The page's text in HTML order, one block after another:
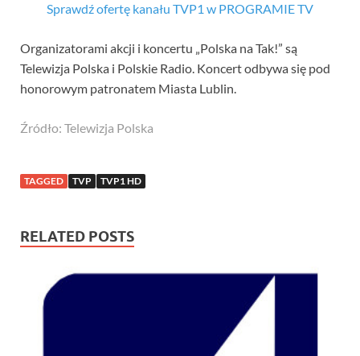
Sprawdź ofertę kanału TVP1 w PROGRAMIE TV
Organizatorami akcji i koncertu „Polska na Tak!” są
Telewizja Polska i Polskie Radio. Koncert odbywa się pod
honorowym patronatem Miasta Lublin.
Źródło: Telewizja Polska
TAGGED TVP TVP1 HD
RELATED POSTS